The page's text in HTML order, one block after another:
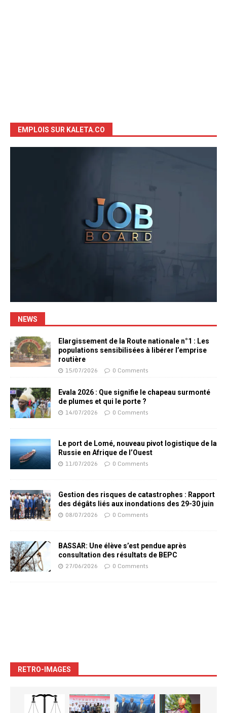
EMPLOIS SUR KALETA.CO
NEWS
Elargissement de la Route nationale n°1 : Les
populations sensibilisées à libérer l’emprise
routière
15/07/2026 0 Comments
Evala 2026 : Que signifie le chapeau surmonté
de plumes et qui le porte ?
14/07/2026 0 Comments
Le port de Lomé, nouveau pivot logistique de la
Russie en Afrique de l’Ouest
11/07/2026 0 Comments
Gestion des risques de catastrophes : Rapport
des dégâts liés aux inondations des 29-30 juin
08/07/2026 0 Comments
BASSAR: Une élève s’est pendue après
consultation des résultats de BEPC
27/06/2026 0 Comments
RETRO-IMAGES